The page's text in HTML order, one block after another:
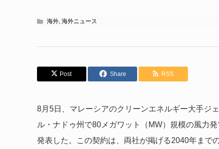
海外, 海外ニュース
Post Share RSS
8月5日、マレーシアのクリーンエネルギー大手ジ
ル・ナドゥ州で80メガワット（MW）規模の風力
発表した。この契約は、両社が掲げる2040年まで